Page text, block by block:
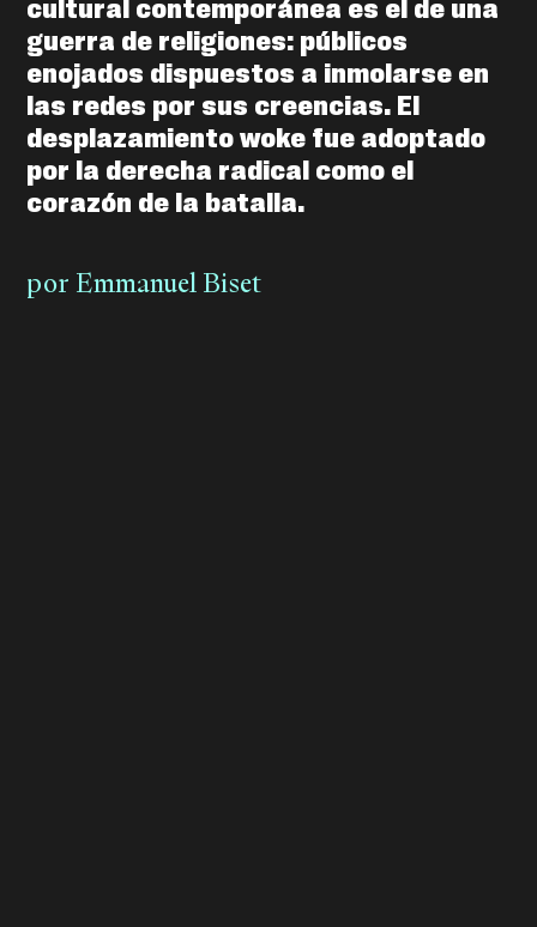
cultural contemporánea es el de una
guerra de religiones: públicos
enojados dispuestos a inmolarse en
las redes por sus creencias. El
desplazamiento woke fue adoptado
por la derecha radical como el
corazón de la batalla.
por Emmanuel Biset